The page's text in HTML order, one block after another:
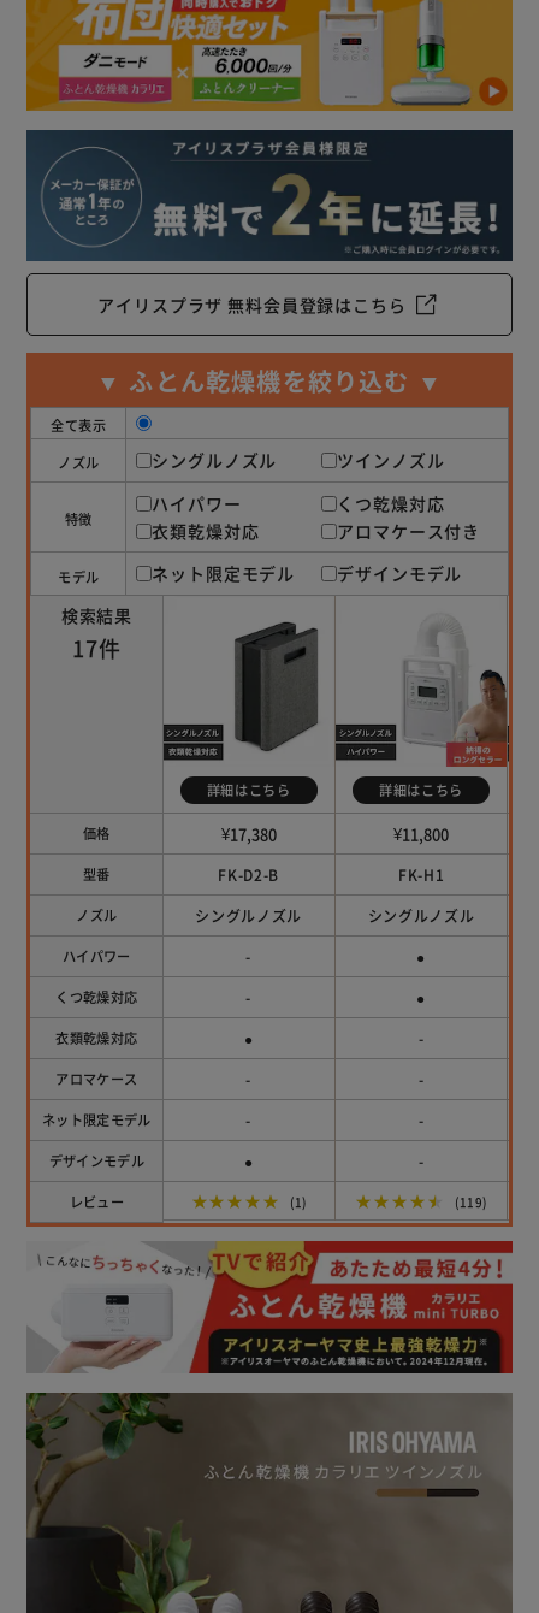
アイリスプラザ 無料会員登録はこちら
▼ ふとん乾燥機を絞り込む ▼
全て表示
ノズル
シングルノズル ツインノズル
特徴
ハイパワー
くつ乾燥対応
衣類乾燥対応
アロマケース付き
モデル ネット限定モデル デザインモデル
価格
型番
ノズル
ハイパワー
くつ乾燥対応
衣類乾燥対応
アロマケース
ネット限定モデル
デザインモデル
レビュー
詳細はこちら
¥17,380
FK-D2-B
シングルノズル
-
-
●
-
-
●
★★★★★ (1)
詳細はこちら
¥11,800
FK-H1
シングルノズル
●
●
-
-
-
-
★★★★★ (119)
検索結果
17件